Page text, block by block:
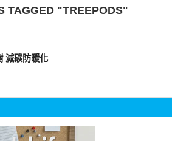
TAGGED "TREEPODS"
減碳防暖化